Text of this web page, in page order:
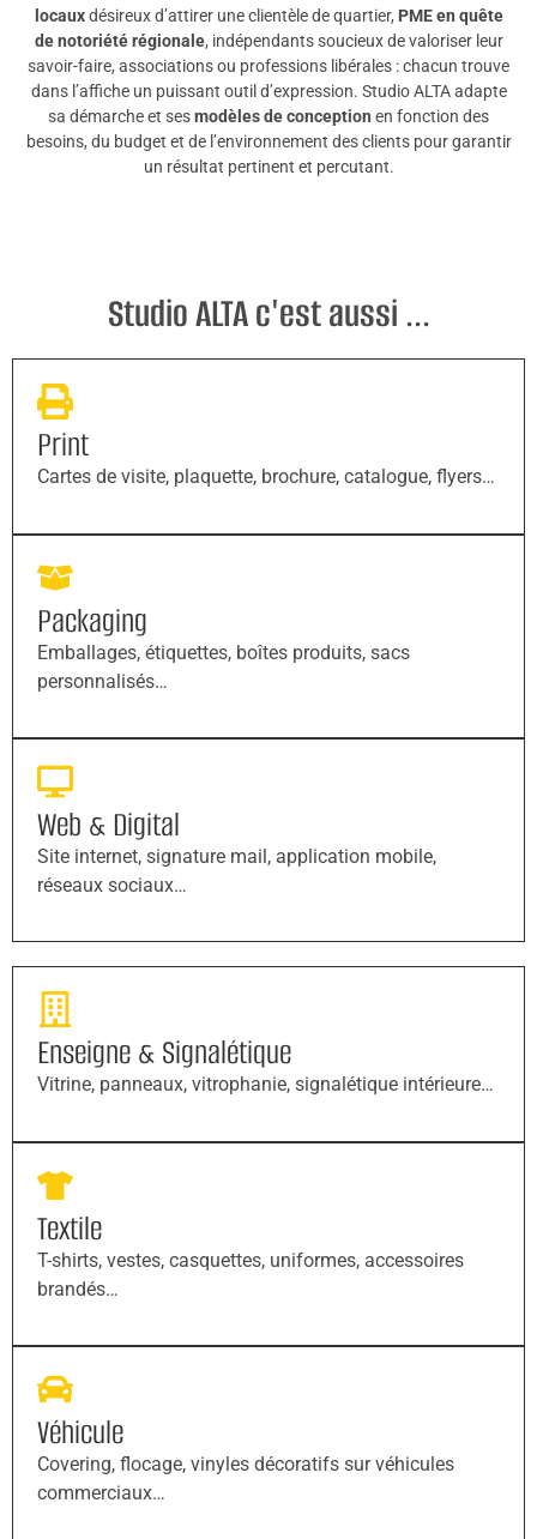
locauxdésireux d’attirer une clientèle de quartier, PME en quête
de notoriété régionale, indépendants soucieux de valoriser leur
savoir-faire, associations ou professions libérales : chacun trouve
dans l’affiche un puissant outil d’expression. Studio ALTA adapte
sa démarche et sesmodèles de conception en fonction des
besoins, du budget et de l’environnement des clients pour garantir
un résultat pertinent et percutant.
Studio ALTA c'est aussi ...
Print
Cartes de visite, plaquette, brochure, catalogue, flyers…
Packaging
Emballages, étiquettes, boîtes produits, sacs
personnalisés…
Web & Digital
Site internet, signature mail, application mobile,
réseaux sociaux…
Enseigne & Signalétique
Vitrine, panneaux, vitrophanie, signalétique intérieure…
Textile
T-shirts, vestes, casquettes, uniformes, accessoires
brandés…
Véhicule
Covering, flocage, vinyles décoratifs sur véhicules
commerciaux…